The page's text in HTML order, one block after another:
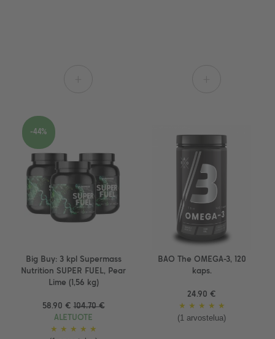
Big Buy: 3 kpl Supermass
Nutrition SUPER FUEL, Pear
Lime (1,56 kg)
58.90 € 104.70 €
ALETUOTE
★ ★ ★ ★ ★
-44%
BAO The OMEGA-3, 120
kaps.
24.90 €
★ ★ ★ ★ ★
(1 arvostelua)